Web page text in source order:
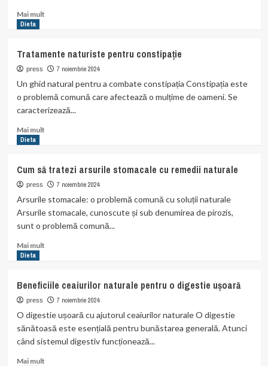
Mai multRead
să
scapi
de
indigestie
remedii
Dieta
Tratamente naturiste pentru constipație
press 7 noiembrie 2024
Un ghid natural pentru a combate constipația Constipația este
o problemă comună care afectează o mulțime de oameni. Se
caracterizează...
Mai multRead
naturiste
pentru
constipație
Dieta
Cum să tratezi arsurile stomacale cu remedii naturale
press 7 noiembrie 2024
Arsurile stomacale: o problemă comună cu soluții naturale
Arsurile stomacale, cunoscute și sub denumirea de pirozis,
sunt o problemă comună...
Mai multRead
să
tratezi
arsurile
stomacale
remedii
Dieta
Beneficiile ceaiurilor naturale pentru o digestie ușoară
press 7 noiembrie 2024
O digestie ușoară cu ajutorul ceaiurilor naturale O digestie
sănătoasă este esențială pentru bunăstarea generală. Atunci
când sistemul digestiv funcționează...
Mai multRead